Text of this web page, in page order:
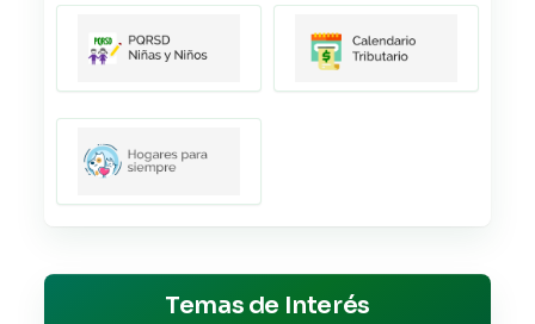
Temas de Interés